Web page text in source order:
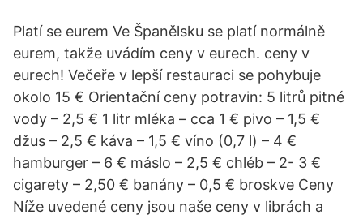
Platí se eurem Ve Španělsku se platí normálně
eurem, takže uvádím ceny v eurech. ceny v
eurech! Večeře v lepší restauraci se pohybuje
okolo 15 € Orientační ceny potravin: 5 litrů pitné
vody – 2,5 € 1 litr mléka – cca 1 € pivo – 1,5 €
džus – 2,5 € káva – 1,5 € víno (0,7 l) – 4 €
hamburger – 6 € máslo – 2,5 € chléb – 2- 3 €
cigarety – 2,50 € banány – 0,5 € broskve Ceny
Níže uvedené ceny jsou naše ceny v librách a